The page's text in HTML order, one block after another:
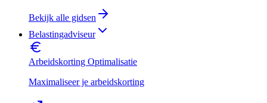
Bekijk alle gidsen
Belastingadviseur
Arbeidskorting Optimalisatie
Maximaliseer je arbeidskorting